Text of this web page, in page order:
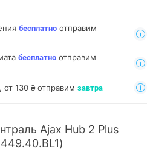
бесплатно отправим
бесплатно отправим
130 ₴ отправим завтра
Ajax Hub 2 Plus